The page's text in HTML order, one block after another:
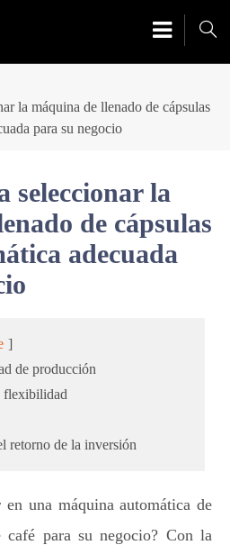

la máquina de llenado de cápsulas
para su negocio
seleccionar la
de cápsulas
adecuada
]
de producción
flexibilidad
retorno de la inversión
en una máquina automática de
café para su negocio? Con la